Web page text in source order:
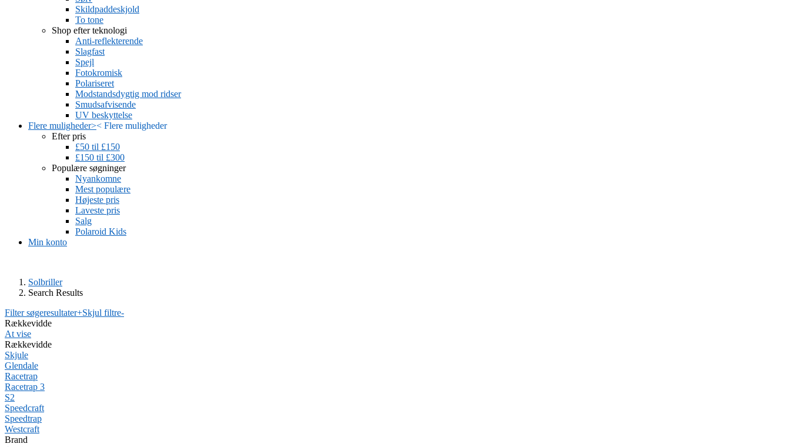
Skildpaddeskjold
To tone
Shop efter teknologi
Anti-reflekterende
Slagfast
Spejl
Fotokromisk
Polariseret
Modstandsdygtig mod ridser
Smudsafvisende
UV beskyttelse
Flere muligheder>< Flere muligheder
Efter pris
£50 til £150
£150 til £300
Populære søgninger
Nyankomne
Mest populære
Højeste pris
Laveste pris
Salg
Polaroid Kids
Min konto
Solbriller
Search Results
Filter søgeresultater+Skjul filtre-
Rækkevidde
At vise
Rækkevidde
Skjule
Glendale
Racetrap
Racetrap 3
S2
Speedcraft
Speedtrap
Westcraft
Brand